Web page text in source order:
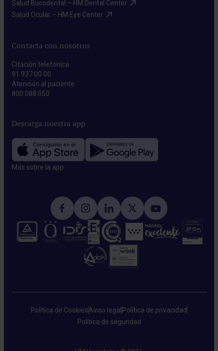
Salud Bucodental – HM Dental Center​
Salud Ocular – HM Eye Center​
Contacta con nosotros
Citación telefónica
91 937 00 00
Atención al paciente
800 088 050
Descarga nuestra app
Más sobre la app​
Política de CookiesAviso legal Política de privacidad
Política de seguridad